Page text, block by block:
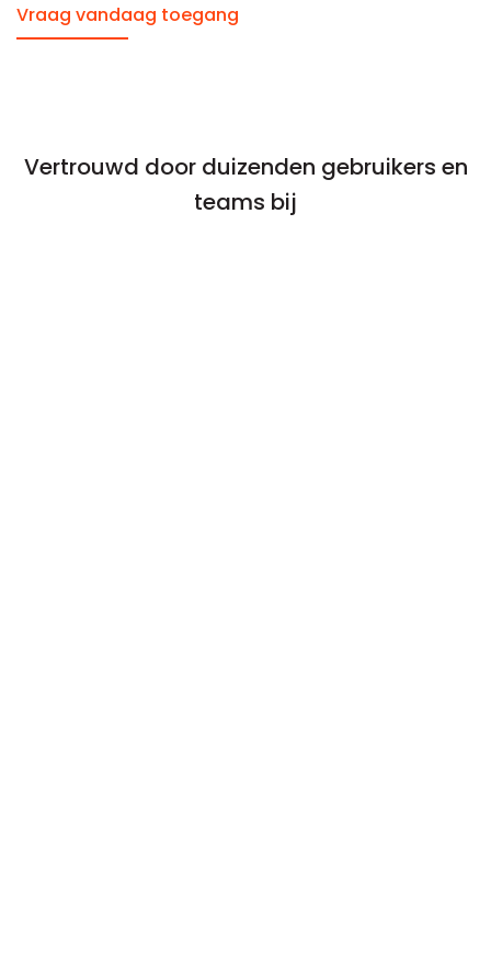
Vraag vandaag toegang
Vertrouwd door duizenden gebruikers en
teams bij